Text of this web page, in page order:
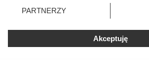
Doprowadził do
liczby ludzi niż Hitler i
zmienić/wycofać klikając przycisk
znajdujący się w lewym dolnym rogu
użytkownika, ale masz prawo sprzeciwić
przetwarzaniu. Preferencje będą miały
PARTNERZY
Akceptuję